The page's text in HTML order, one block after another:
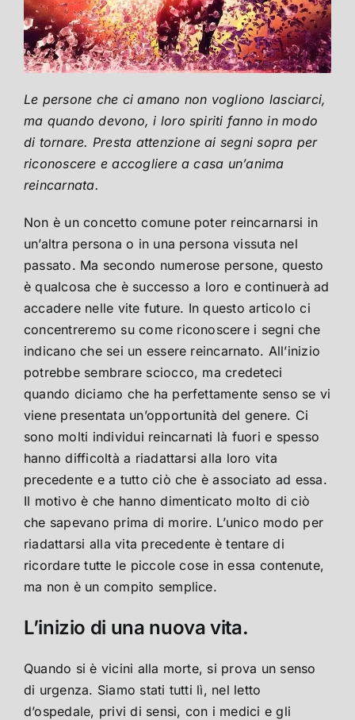
Le persone che ci amano non vogliono lasciarci,
ma quando devono, i loro spiriti fanno in modo
di tornare. Presta attenzione ai segni sopra per
riconoscere e accogliere a casa un’anima
reincarnata.
Non è un concetto comune poter reincarnarsi in
un’altra persona o in una persona vissuta nel
passato. Ma secondo numerose persone, questo
è qualcosa che è successo a loro e continuerà ad
accadere nelle vite future. In questo articolo ci
concentreremo su come riconoscere i segni che
indicano che sei un essere reincarnato. All’inizio
potrebbe sembrare sciocco, ma credeteci
quando diciamo che ha perfettamente senso se vi
viene presentata un’opportunità del genere. Ci
sono molti individui reincarnati là fuori e spesso
hanno difficoltà a riadattarsi alla loro vita
precedente e a tutto ciò che è associato ad essa.
Il motivo è che hanno dimenticato molto di ciò
che sapevano prima di morire. L’unico modo per
riadattarsi alla vita precedente è tentare di
ricordare tutte le piccole cose in essa contenute,
ma non è un compito semplice.
L’inizio di una nuova vita.
Quando si è vicini alla morte, si prova un senso
di urgenza. Siamo stati tutti lì, nel letto
d’ospedale, privi di sensi, con i medici e gli